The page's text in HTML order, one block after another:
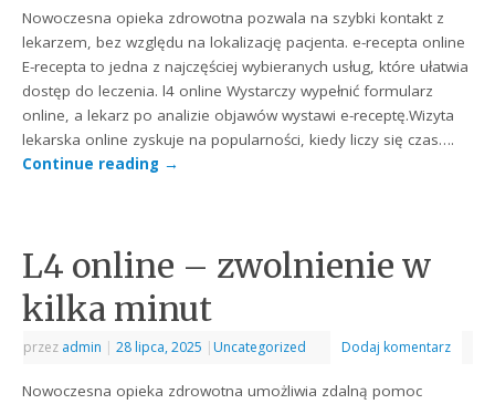
Nowoczesna opieka zdrowotna pozwala na szybki kontakt z
lekarzem, bez względu na lokalizację pacjenta. e-recepta online
E-recepta to jedna z najczęściej wybieranych usług, które ułatwia
dostęp do leczenia. l4 online Wystarczy wypełnić formularz
online, a lekarz po analizie objawów wystawi e-receptę.Wizyta
lekarska online zyskuje na popularności, kiedy liczy się czas….
Continue reading →
L4 online – zwolnienie w
kilka minut
przez admin | 28 lipca, 2025 | Uncategorized Dodaj komentarz
Nowoczesna opieka zdrowotna umożliwia zdalną pomoc